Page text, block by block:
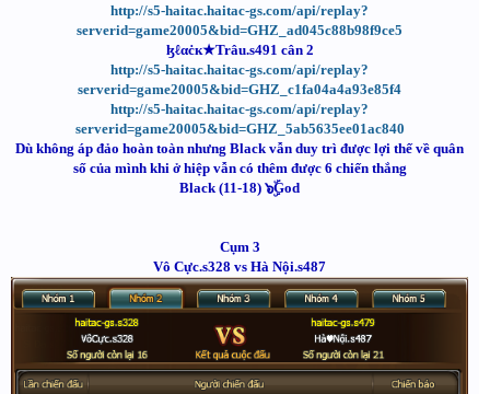
http://s5-haitac.haitac-gs.com/api/replay?
serverid=game20005&bid=GHZ_ad045c88b98f9ce5
ɮℓαċк★Trâu.s491 cân 2
http://s5-haitac.haitac-gs.com/api/replay?
serverid=game20005&bid=GHZ_c1fa04a4a93e85f4
http://s5-haitac.haitac-gs.com/api/replay?
serverid=game20005&bid=GHZ_5ab5635ee01ac840
Dù không áp đảo hoàn toàn nhưng Black vẫn duy trì được lợi thế về quân
số của mình khi ở hiệp vẫn có thêm được 6 chiến thắng
Black (11-18) ๖ۣۜGod
Cụm 3
Vô Cực.s328 vs Hà Nội.s487